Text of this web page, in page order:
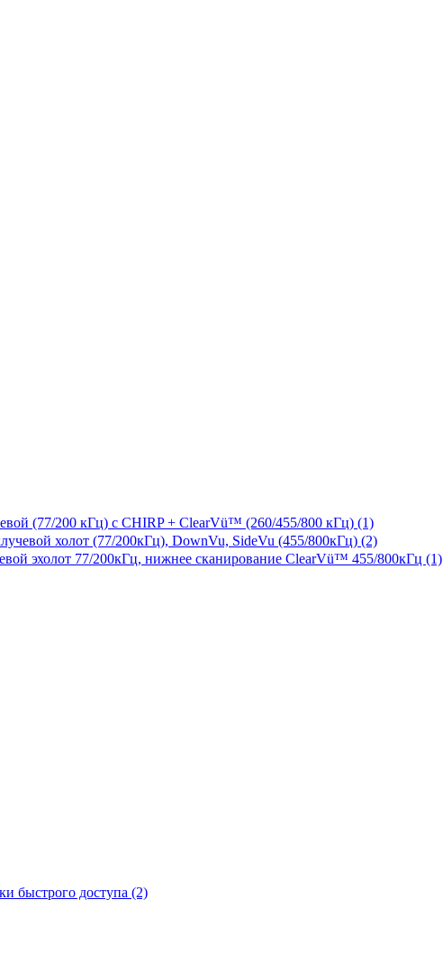
(77/200 кГц) c CHIRP + ClearVü™ (260/455/800 кГц) (1)
холот (77/200кГц), DownVu, SideVu (455/800кГц) (2)
эхолот 77/200кГц, нижнее сканирование ClearVü™ 455/800кГц (1)
быстрого доступа (2)